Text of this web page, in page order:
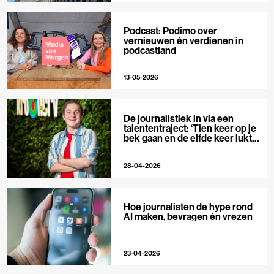
Podcast: Podimo over
vernieuwen én verdienen in
podcastland
13-05-2026
De journalistiek in via een
talententraject: ‘Tien keer op je
bek gaan en de elfde keer lukt
28-04-2026
Hoe journalisten de hype rond
AI maken, bevragen én vrezen
23-04-2026